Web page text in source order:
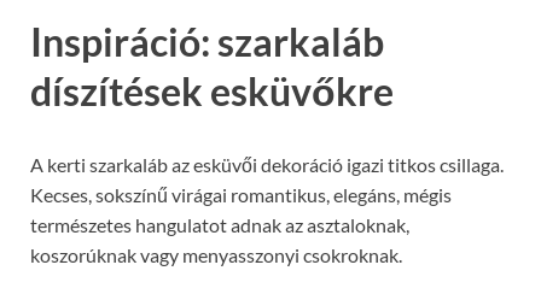
Inspiráció: szarkaláb
díszítések esküvőkre
A kerti szarkaláb az esküvői dekoráció igazi titkos csillaga.
Kecses, sokszínű virágai romantikus, elegáns, mégis
természetes hangulatot adnak az asztaloknak,
koszorúknak vagy menyasszonyi csokroknak.